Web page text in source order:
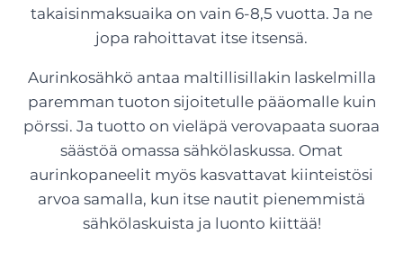
takaisinmaksuaika on vain 6-8,5 vuotta. Ja ne
jopa rahoittavat itse itsensä.
Aurinkosähkö antaa maltillisillakin laskelmilla
paremman tuoton sijoitetulle pääomalle kuin
pörssi. Ja tuotto on vieläpä verovapaata suoraa
säästöä omassa sähkölaskussa. Omat
aurinkopaneelit myös kasvattavat kiinteistösi
arvoa samalla, kun itse nautit pienemmistä
sähkölaskuista ja luonto kiittää!